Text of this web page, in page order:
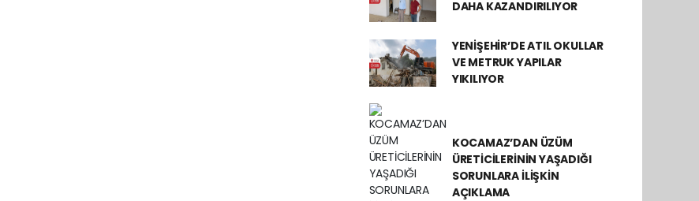
DAHA KAZANDIRILIYOR
YENİŞEHİR’DE ATIL OKULLAR
VE METRUK YAPILAR
YIKILIYOR
KOCAMAZ’DAN ÜZÜM
ÜRETİCİLERİNİN YAŞADIĞI
SORUNLARA İLİŞKİN
AÇIKLAMA